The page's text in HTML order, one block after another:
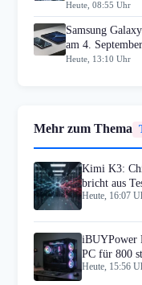
Heute, 08:55 Uhr
Samsung
am 4.
Heute, 13:10 Uhr
Mehr zum Thema
Kimi K3:
bricht aus
Heute, 16:07
iBUYPower
PC für 800
Heute, 15:56